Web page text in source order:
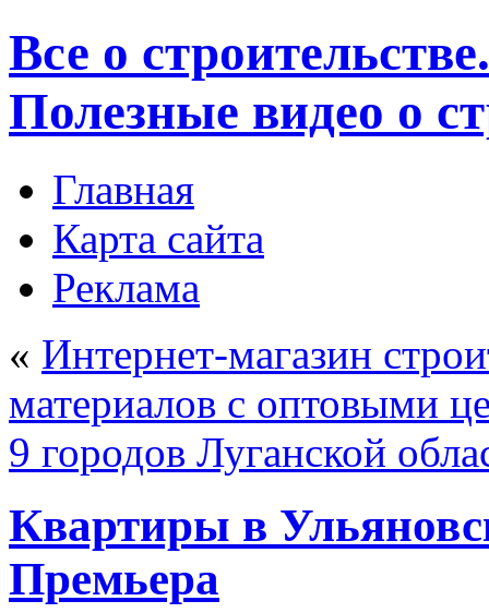
Все о
Полезные видео о
Главная
Карта сайта
Реклама
« Интернет-магазин
материалов с оптовыми
9 городов Луганской
Квартиры в
Премьера